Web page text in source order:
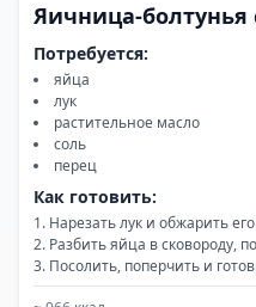
Яичница-болтунья
Потребуется:
яйца
лук
растительное масло
соль
перец
Как готовить:
Нарезать лук и обжарить
Разбить яйца в сковороду,
Посолить, поперчить и